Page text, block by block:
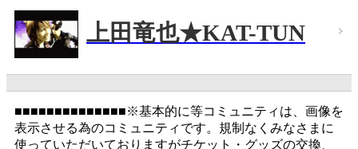
上田竜也★KAT-TUN
■■■■■■■■■■■■■■※基本的に等コミュニティは、画像を
表示させる為のコミュニティです。規制なくみなさまに
使っていただいておりますがチケット・グッズの交換、